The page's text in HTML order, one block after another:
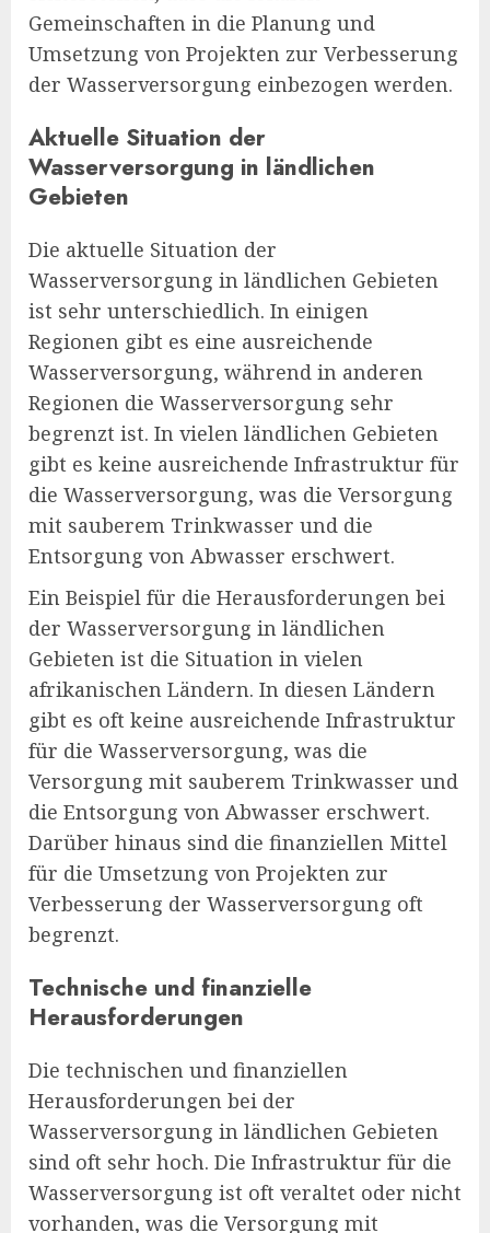
Gemeinschaften in die Planung und
Umsetzung von Projekten zur Verbesserung
der Wasserversorgung einbezogen werden.
Aktuelle Situation der
Wasserversorgung in ländlichen
Gebieten
Die aktuelle Situation der
Wasserversorgung in ländlichen Gebieten
ist sehr unterschiedlich. In einigen
Regionen gibt es eine ausreichende
Wasserversorgung, während in anderen
Regionen die Wasserversorgung sehr
begrenzt ist. In vielen ländlichen Gebieten
gibt es keine ausreichende Infrastruktur für
die Wasserversorgung, was die Versorgung
mit sauberem Trinkwasser und die
Entsorgung von Abwasser erschwert.
Ein Beispiel für die Herausforderungen bei
der Wasserversorgung in ländlichen
Gebieten ist die Situation in vielen
afrikanischen Ländern. In diesen Ländern
gibt es oft keine ausreichende Infrastruktur
für die Wasserversorgung, was die
Versorgung mit sauberem Trinkwasser und
die Entsorgung von Abwasser erschwert.
Darüber hinaus sind die finanziellen Mittel
für die Umsetzung von Projekten zur
Verbesserung der Wasserversorgung oft
begrenzt.
Technische und finanzielle
Herausforderungen
Die technischen und finanziellen
Herausforderungen bei der
Wasserversorgung in ländlichen Gebieten
sind oft sehr hoch. Die Infrastruktur für die
Wasserversorgung ist oft veraltet oder nicht
vorhanden, was die Versorgung mit